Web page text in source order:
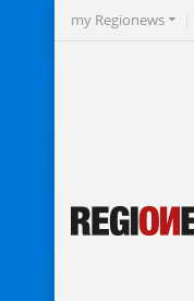
my Regionews